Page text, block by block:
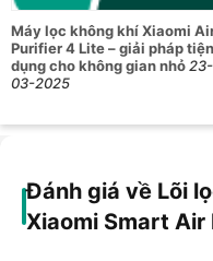
Máy lọc không khí Xiaomi
Purifier 4 Lite – giải pháp tiện
dụng cho không gian nhỏ23-
03-2025
Đánh giá về Lõi
Xiaomi Smart